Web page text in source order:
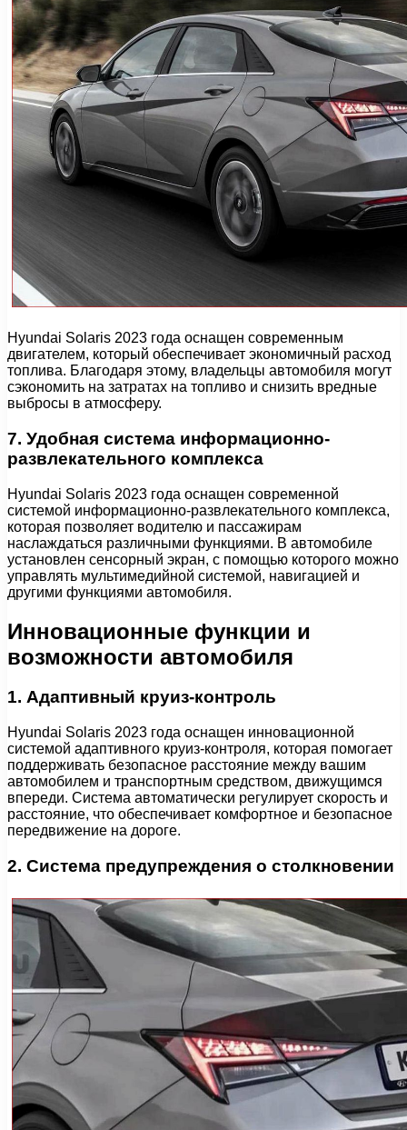
Hyundai Solaris 2023 года оснащен современным
двигателем, который обеспечивает экономичный расход
топлива. Благодаря этому, владельцы автомобиля могут
сэкономить на затратах на топливо и снизить вредные
выбросы в атмосферу.
7. Удобная система информационно-
развлекательного комплекса
Hyundai Solaris 2023 года оснащен современной
системой информационно-развлекательного комплекса,
которая позволяет водителю и пассажирам
наслаждаться различными функциями. В автомобиле
установлен сенсорный экран, с помощью которого можно
управлять мультимедийной системой, навигацией и
другими функциями автомобиля.
Инновационные функции и
возможности автомобиля
1. Адаптивный круиз-контроль
Hyundai Solaris 2023 года оснащен инновационной
системой адаптивного круиз-контроля, которая помогает
поддерживать безопасное расстояние между вашим
автомобилем и транспортным средством, движущимся
впереди. Система автоматически регулирует скорость и
расстояние, что обеспечивает комфортное и безопасное
передвижение на дороге.
2. Система предупреждения о столкновении